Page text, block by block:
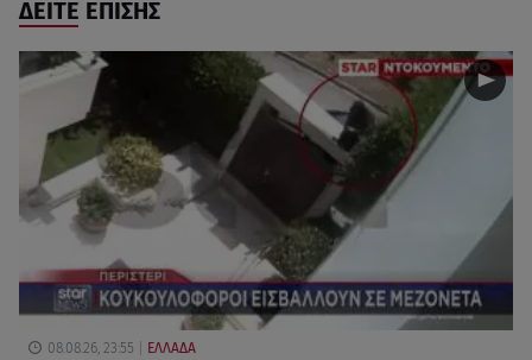
ΔΕΙΤΕ ΕΠΙΣΗΣ
08.08.26, 23:55 ΕΛΛΑΔΑ